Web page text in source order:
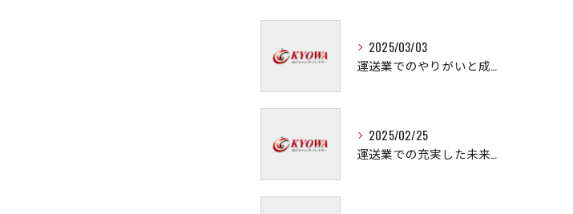
2025/03/03
運送業でのやりがいと成長の秘訣
2025/02/25
運送業での充実した未来を拓く方法